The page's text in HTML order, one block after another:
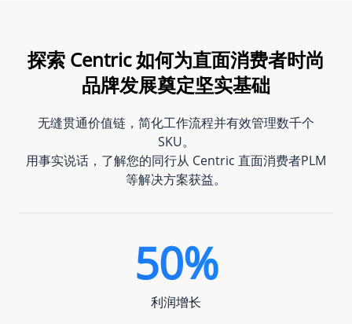
探索 Centric 如何为直面消费者时尚
品牌发展奠定坚实基础
无缝贯通价值链，简化工作流程并有效管理数千个
SKU。
用事实说话，了解您的同行从 Centric 直面消费者PLM
等解决方案获益。
50%
利润增长